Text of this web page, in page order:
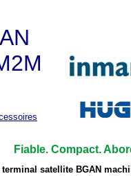
Fiable. Compact.
terminal satellite BGAN